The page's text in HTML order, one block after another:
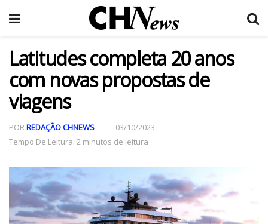
Latitudes completa 20 anos
com novas propostas de
viagens
PORREDAÇÃO CHNEWS
03/10/2023
Tempo De Leitura: 2 minutos de leitura